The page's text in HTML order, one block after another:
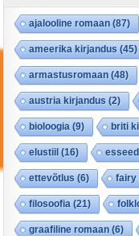
ajalooline romaan (87)
ameerika kirjandus (45)
armastusromaan (48)
austria kirjandus (2)
bioloogia (9) briti
elustiil (16) esseed
ettevõtlus (6) fairy
filosoofia (21)
graafiline romaan (6)